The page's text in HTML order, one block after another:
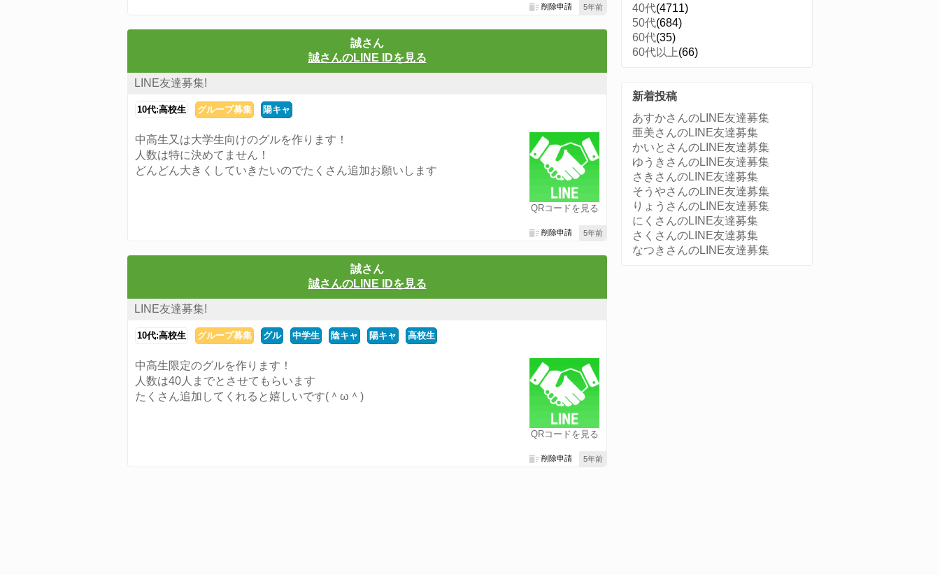
5年前
削除申請
誠さん
誠さんのLINE IDを見る
LINE友達募集!
10代:高校生 グループ募集 陽キャ
QRコードを見る
中高生又は大学生向けのグルを作ります！
人数は特に決めてません！
どんどん大きくしていきたいのでたくさん追加お願いします
5年前
削除申請
誠さん
誠さんのLINE IDを見る
LINE友達募集!
10代:高校生 グループ募集 グル 中学生 陰キャ 陽キャ 高校生
QRコードを見る
中高生限定のグルを作ります！
人数は40人までとさせてもらいます
たくさん追加してくれると嬉しいです(＾ω＾)
5年前
削除申請
40代(4711)
50代(684)
60代(35)
60代以上(66)
新着投稿
あすかさんのLINE友達募集
亜美さんのLINE友達募集
かいとさんのLINE友達募集
ゆうきさんのLINE友達募集
さきさんのLINE友達募集
そうやさんのLINE友達募集
りょうさんのLINE友達募集
にくさんのLINE友達募集
さくさんのLINE友達募集
なつきさんのLINE友達募集